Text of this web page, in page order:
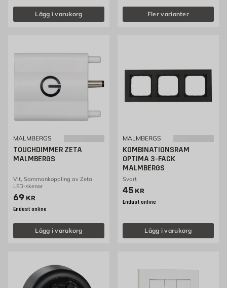
Lägg i varukorg Fler varianter
MALMBERGS
TOUCHDIMMER ZETA
MALMBERGS
Vit, Sammankoppling av Zeta
LED-skenor
Pris 69 kr
69 KR
Endast online
Lägg i varukorg
MALMBERGS
KOMBINATIONSRAM
OPTIMA 3-FACK
MALMBERGS
Svart
Pris 45 kr
45 KR
Endast online
Lägg i varukorg